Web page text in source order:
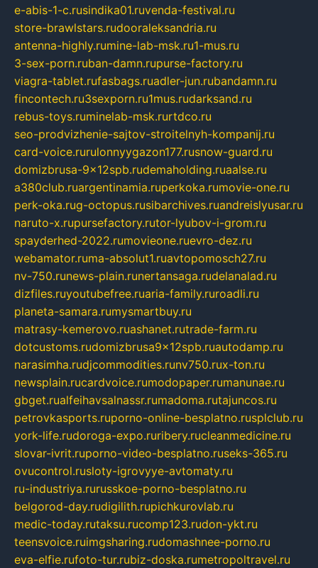
e-abis-1-c.rusindika01.ruvenda-festival.ru
store-brawlstars.rudooraleksandria.ru
antenna-highly.rumine-lab-msk.ru1-mus.ru
3-sex-porn.ruban-damn.rupurse-factory.ru
viagra-tablet.rufasbags.ruadler-jun.rubandamn.ru
fincontech.ru3sexporn.ru1mus.rudarksand.ru
rebus-toys.ruminelab-msk.rurtdco.ru
seo-prodvizhenie-sajtov-stroitelnyh-kompanij.ru
card-voice.rurulonnyygazon177.rusnow-guard.ru
domizbrusa-9x12spb.rudemaholding.ruaalse.ru
a380club.ruargentinamia.ruperkoka.rumovie-one.ru
perk-oka.rug-octopus.rusibarchives.ruandreislyusar.ru
naruto-x.rupursefactory.rutor-lyubov-i-grom.ru
spayderhed-2022.rumovieone.ruevro-dez.ru
webamator.ruma-absolut1.ruavtopomosch27.ru
nv-750.runews-plain.runertansaga.rudelanalad.ru
dizfiles.ruyoutubefree.ruaria-family.ruroadli.ru
planeta-samara.rumysmartbuy.ru
matrasy-kemerovo.ruashanet.rutrade-farm.ru
dotcustoms.rudomizbrusa9x12spb.ruautodamp.ru
narasimha.rudjcommodities.runv750.rux-ton.ru
newsplain.rucardvoice.rumodopaper.rumanunae.ru
gbget.rualfeihavsalnassr.rumadoma.rutajuncos.ru
petrovkasports.ruporno-online-besplatno.rusplclub.ru
york-life.rudoroga-expo.ruribery.rucleanmedicine.ru
slovar-ivrit.ruporno-video-besplatno.ruseks-365.ru
ovucontrol.rusloty-igrovyye-avtomaty.ru
ru-industriya.rurusskoe-porno-besplatno.ru
belgorod-day.rudigilith.rupichkurovlab.ru
medic-today.rutaksu.rucomp123.rudon-ykt.ru
teensvoice.ruimgsharing.rudomashnee-porno.ru
eva-elfie.rufoto-tur.rubiz-doska.rumetropoltravel.ru